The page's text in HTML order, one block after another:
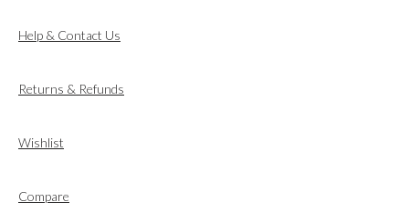
Help & Contact Us
Returns & Refunds
Wishlist
Compare